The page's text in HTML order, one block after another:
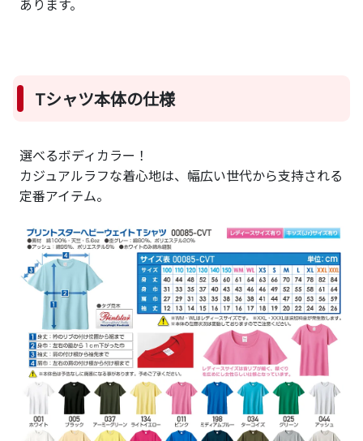
Tシャツ本体の仕様
選べるボディカラー！
カジュアルラフな着心地は、幅広い世代から支持される
定番アイテム。